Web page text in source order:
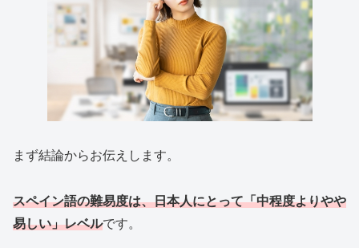
まず結論からお伝えします。
スペイン語の難易度は、日本人にとって「中程度よりやや
易しい」レベルです。